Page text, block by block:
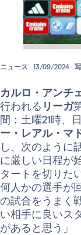
ニュース 13/09/2024
カルロ・アンチ
行われる リーガ
間：土曜21時、
ー・レアル・マ
し、次のように
に厳しい日程が
タートを切りた
何人かの選手が
の試合をうまく
い相手に良いス
があると思う」